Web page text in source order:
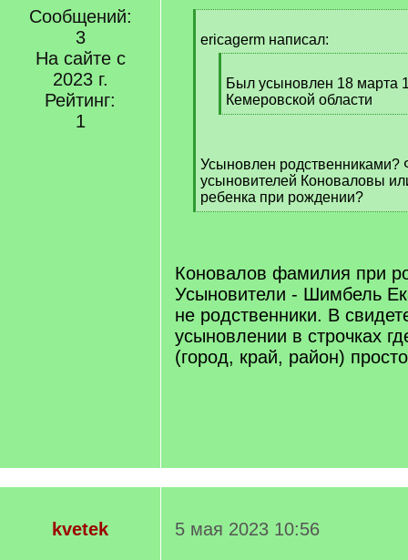
Сообщений:
3
На сайте с
2023 г.
Рейтинг:
1
q
ericagerm написал:
q
]
Был усыновлен 18 марта
Кемеровской области
[
]
Усыновлен родственниками?
усыновителей Коноваловы
ребенка при рождении?
[
Коновалов фамилия при
Усыновители - Шимбель
не родственники. В
усыновлении в строчках
(город, край, район)
kvetek 5 мая 2023 10:56